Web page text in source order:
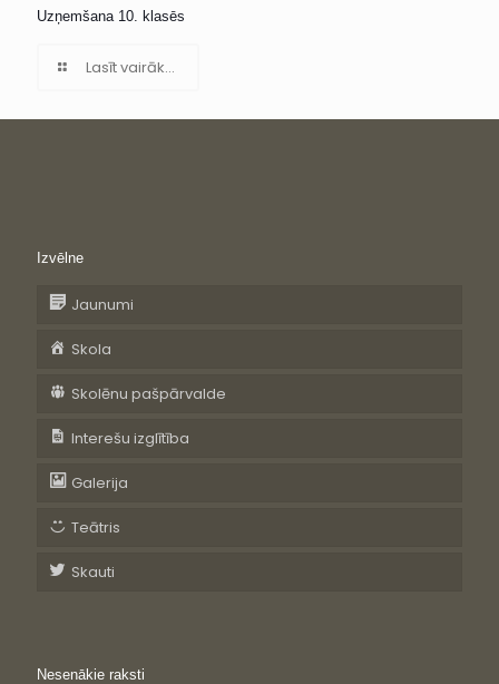
Uzņemšana 10. klasēs
Lasīt vairāk...
Izvēlne
Jaunumi
Skola
Skolēnu pašpārvalde
Interešu izglītība
Galerija
Teātris
Skauti
Nesenākie raksti